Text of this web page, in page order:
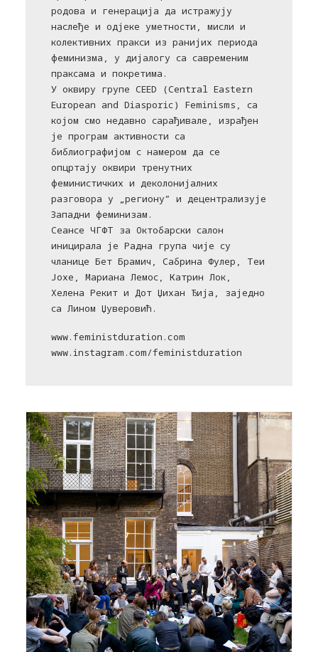
родова и генерација да истражују
наслеђе и одјеке уметности, мисли и
колективних пракси из ранијих периода
феминизма, у дијалогу са савременим
праксама и покретима.
У оквиру групе CEED (Central Eastern
European and Diasporic) Feminisms, са
којом смо недавно сарађивале, израђен
је програм активности са
библиографијом с намером да се
опцртају оквири тренутних
феминистичких и деколонијалних
разговора у „региону” и децентрализује
Западни феминизам.
Сеансе ЧГФТ за Октобарски салон
иницирала је Радна група чије су
чланице Бет Брамич, Сабрина Фулер, Теи
Јохе, Мариана Лемос, Катрин Лок,
Хелена Рекит и Дот Џихан Ђија, заједно
са Лином Џуверовић.
www.feministduration.com
www.instagram.com/feministduration